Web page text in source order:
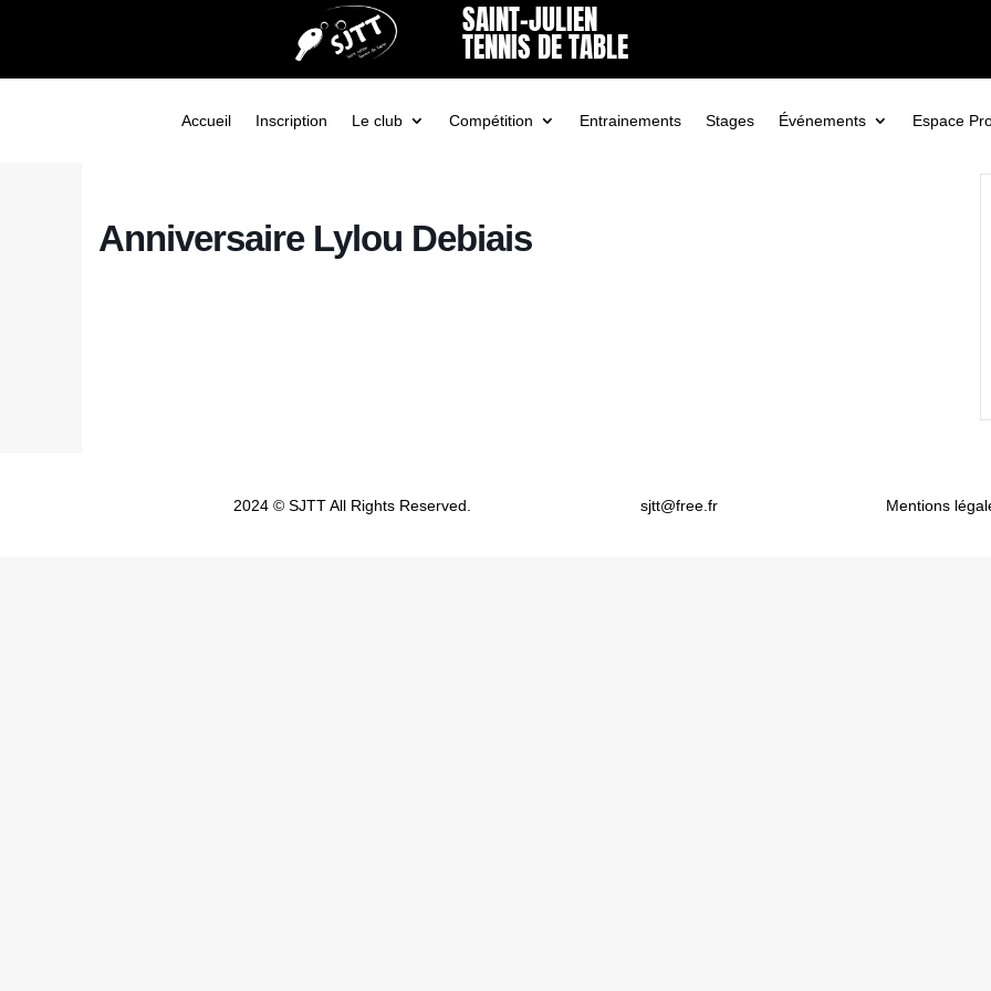
SAINT-JULIEN
TENNIS DE TABLE
Accueil Inscription Le club Compétition Entrainements Stages Événements Espace
Anniversaire Lylou Debiais
2024 © SJTTAll Rights Reserved. sjtt@free.fr Mentions